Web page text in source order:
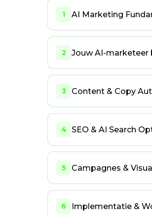
1 AI Marketing
2 Jouw AI-marketeer
3 Content & Copy
4 SEO & AI Search
5 Campagnes &
6 Implementatie &